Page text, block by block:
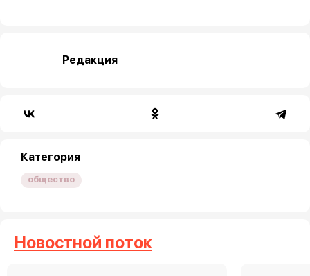
Редакция
Категория
общество
Новостной поток